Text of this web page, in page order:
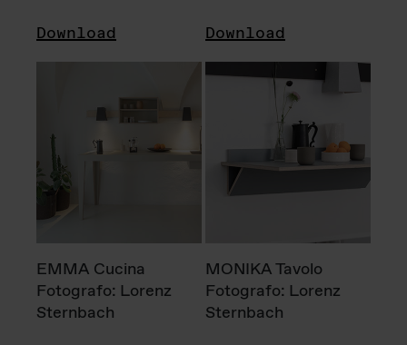
Download Download
EMMA Cucina
Fotografo: Lorenz
Sternbach
MONIKA Tavolo
Fotografo: Lorenz
Sternbach